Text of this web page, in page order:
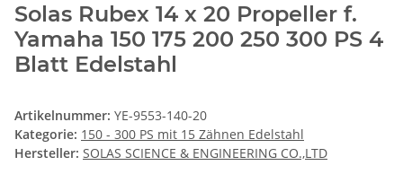
Solas Rubex 14 x 20 Propeller f.
Yamaha 150 175 200 250 300 PS 4
Blatt Edelstahl
Artikelnummer: YE-9553-140-20
Kategorie: 150 - 300 PS mit 15 Zähnen Edelstahl
Hersteller: SOLAS SCIENCE & ENGINEERING CO.,LTD